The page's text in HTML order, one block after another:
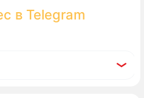
в Telegram